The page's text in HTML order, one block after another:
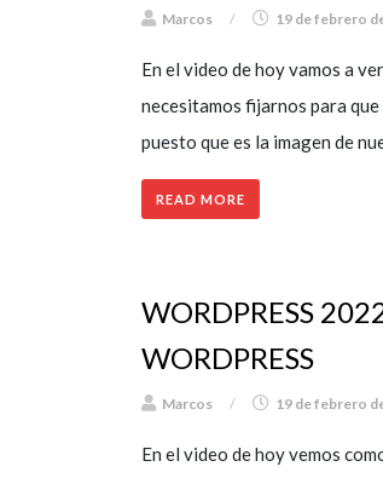
Marcos / 19 de febrero
En el video de hoy vamos a
necesitamos fijarnos para
puesto que es la imagen de
READ MORE
WORDPRESS
WORDPRESS
Marcos / 19 de febrero
En el video de hoy vemos